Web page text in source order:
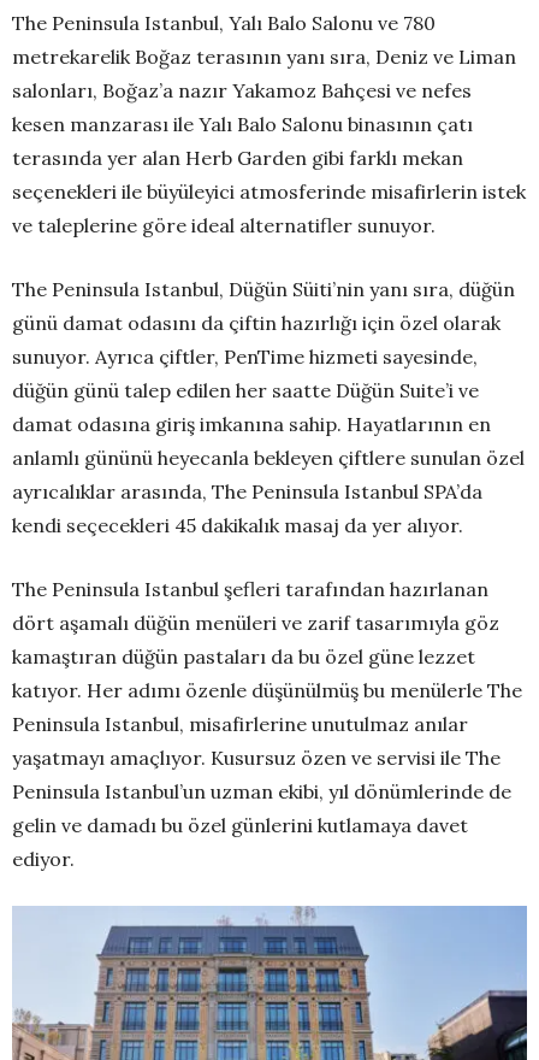
The Peninsula Istanbul, Yalı Balo Salonu ve 780
metrekarelik Boğaz terasının yanı sıra, Deniz ve Liman
salonları, Boğaz’a nazır Yakamoz Bahçesi ve nefes
kesen manzarası ile Yalı Balo Salonu binasının çatı
terasında yer alan Herb Garden gibi farklı mekan
seçenekleri ile büyüleyici atmosferinde misafirlerin istek
ve taleplerine göre ideal alternatifler sunuyor.
The Peninsula Istanbul, Düğün Süiti’nin yanı sıra, düğün
günü damat odasını da çiftin hazırlığı için özel olarak
sunuyor. Ayrıca çiftler, PenTime hizmeti sayesinde,
düğün günü talep edilen her saatte Düğün Suite’i ve
damat odasına giriş imkanına sahip. Hayatlarının en
anlamlı gününü heyecanla bekleyen çiftlere sunulan özel
ayrıcalıklar arasında, The Peninsula Istanbul SPA’da
kendi seçecekleri 45 dakikalık masaj da yer alıyor.
The Peninsula Istanbul şefleri tarafından hazırlanan
dört aşamalı düğün menüleri ve zarif tasarımıyla göz
kamaştıran düğün pastaları da bu özel güne lezzet
katıyor. Her adımı özenle düşünülmüş bu menülerle The
Peninsula Istanbul, misafirlerine unutulmaz anılar
yaşatmayı amaçlıyor. Kusursuz özen ve servisi ile The
Peninsula Istanbul’un uzman ekibi, yıl dönümlerinde de
gelin ve damadı bu özel günlerini kutlamaya davet
ediyor.